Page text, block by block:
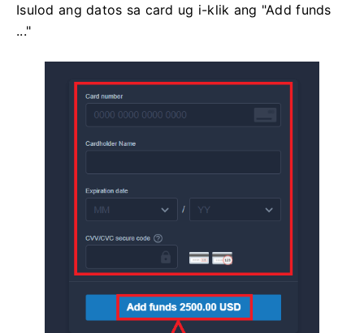
Isulod ang datos sa card ug i-klik ang "Add funds
..."